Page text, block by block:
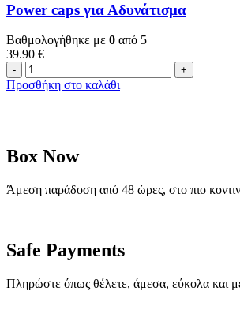
Power caps για Αδυνάτισμα
Βαθμολογήθηκε με 0 από 5
39.90 €
Power
caps
Προσθήκη στο καλάθι
Box Now
Άμεση παράδοση από 48 ώρες, στο πιο
Safe Payments
Πληρώστε όπως θέλετε, άμεσα, εύκολα και